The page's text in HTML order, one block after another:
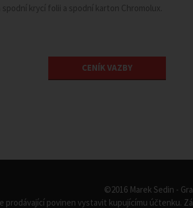
spodní krycí folii a spodní karton Chromolux.
CENÍK VAZBY
©2016 Marek Sedin -
prodávající povinen vystavit kupujícímu účtenku.